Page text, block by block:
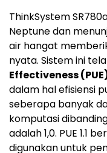
ThinkSystem
Neptune dan
air hangat
nyata. Sistem ini
Effectiveness (PUE)
dalam hal efisiensi
seberapa banyak
komputasi
adalah 1,0. PUE 1.1
digunakan untuk